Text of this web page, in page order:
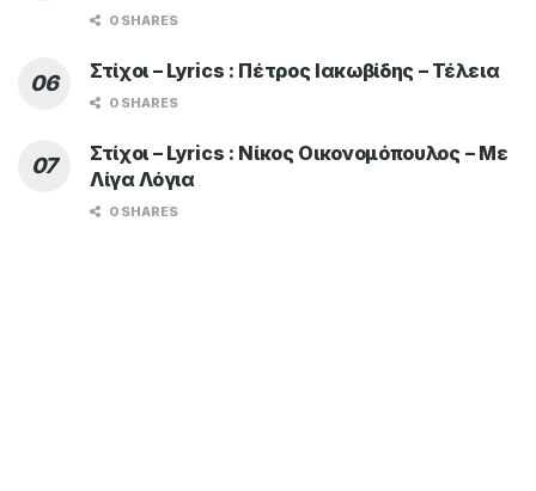
0 SHARES
Στίχοι – Lyrics : Πέτρος Ιακωβίδης – Τέλεια
0 SHARES
Στίχοι – Lyrics : Νίκος Οικονομόπουλος – Με
Λίγα Λόγια
0 SHARES